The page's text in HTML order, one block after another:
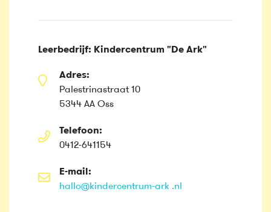
Leerbedrijf: Kindercentrum "De Ark"
Adres:
Palestrinastraat 10
5344 AA Oss
Telefoon:
0412-641154
E-mail:
hallo@kindercentrum-ark .nl